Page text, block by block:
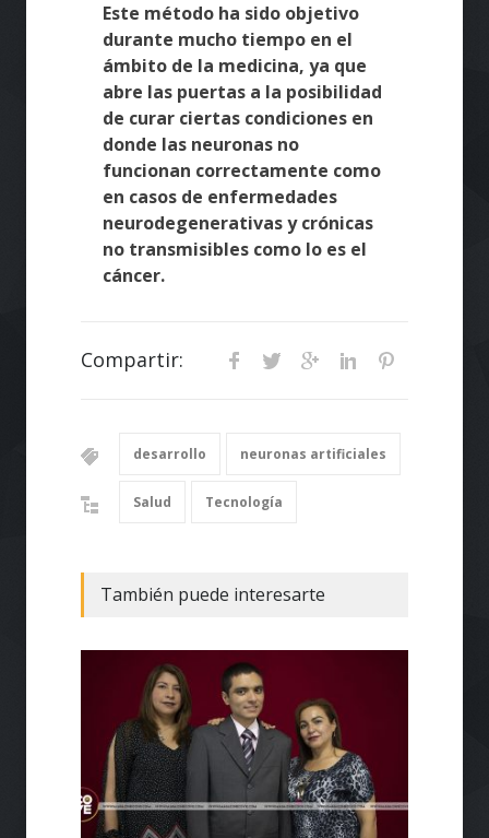
Este método ha sido objetivo
durante mucho tiempo en el
ámbito de la medicina, ya que
abre las puertas a la posibilidad
de curar ciertas condiciones en
donde las neuronas no
funcionan correctamente como
en casos de enfermedades
neurodegenerativas y crónicas
no transmisibles como lo es el
cáncer.
Compartir:
desarrollo neuronas artificiales
Salud Tecnología
También puede interesarte